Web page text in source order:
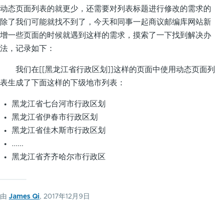
动态页面列表的就更少，还需要对列表标题进行修改的需求的
除了我们可能就找不到了，今天和同事一起商议邮编库网站新
增一些页面的时候就遇到这样的需求，摸索了一下找到解决办
法，记录如下：
我们在[[黑龙江省行政区划]]这样的页面中使用动态页面列
表生成了下面这样的下级地市列表：
黑龙江省七台河市行政区划
黑龙江省伊春市行政区划
黑龙江省佳木斯市行政区划
......
黑龙江省齐齐哈尔市行政区
由 James Qi, 2017年12月9日